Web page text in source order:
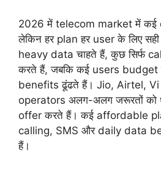
2026 में telecom market में कई
लेकिन हर plan हर user के लिए सही
heavy data चाहते हैं, कुछ सिर्फ
करते हैं, जबकि कई users budget
benefits ढूंढते हैं। Jio, Airtel, Vi
operators अलग-अलग जरूरतों को
offer करते हैं। कई affordable
calling, SMS और daily data
हैं।